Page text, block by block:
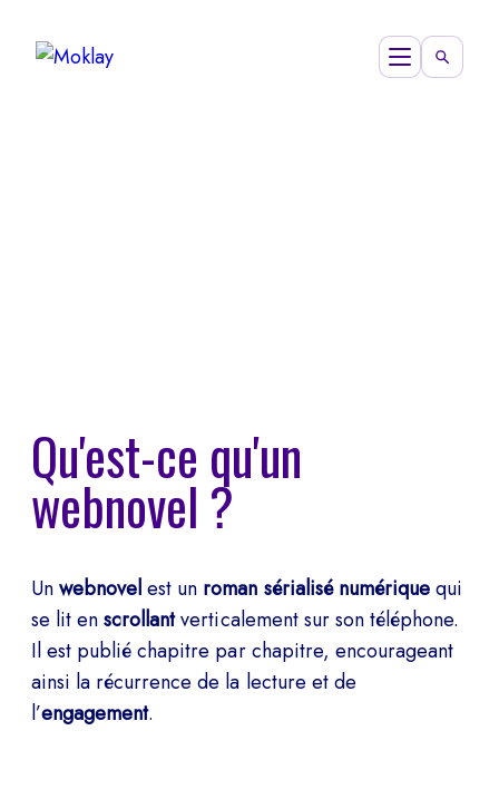
Qu'est-ce qu'un
webnovel ?
Unwebnovelest un roman sérialisé numériquequi
se lit enscrollantverticalement sur son téléphone.
Il est publié chapitre par chapitre, encourageant
ainsi la récurrence de la lecture et de
l’engagement.